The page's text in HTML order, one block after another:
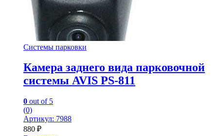
Системы парковки
Камера заднего вида парковочной
системы AVIS PS-811
0 out of 5
(0)
Артикул: 7988
880 ₽